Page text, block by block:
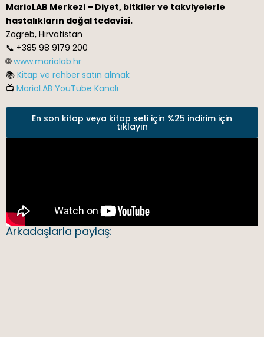
MarioLAB Merkezi – Diyet, bitkiler ve takviyelerle
hastalıkların doğal tedavisi.
Zagreb, Hırvatistan
📞 +385 98 9179 200
🌐www.mariolab.hr
📚 Kitap ve rehber satın almak
📺 MarioLAB YouTube Kanalı
En son kitap veya kitap seti için %25 indirim için
tıklayın
Arkadaşlarla paylaş: